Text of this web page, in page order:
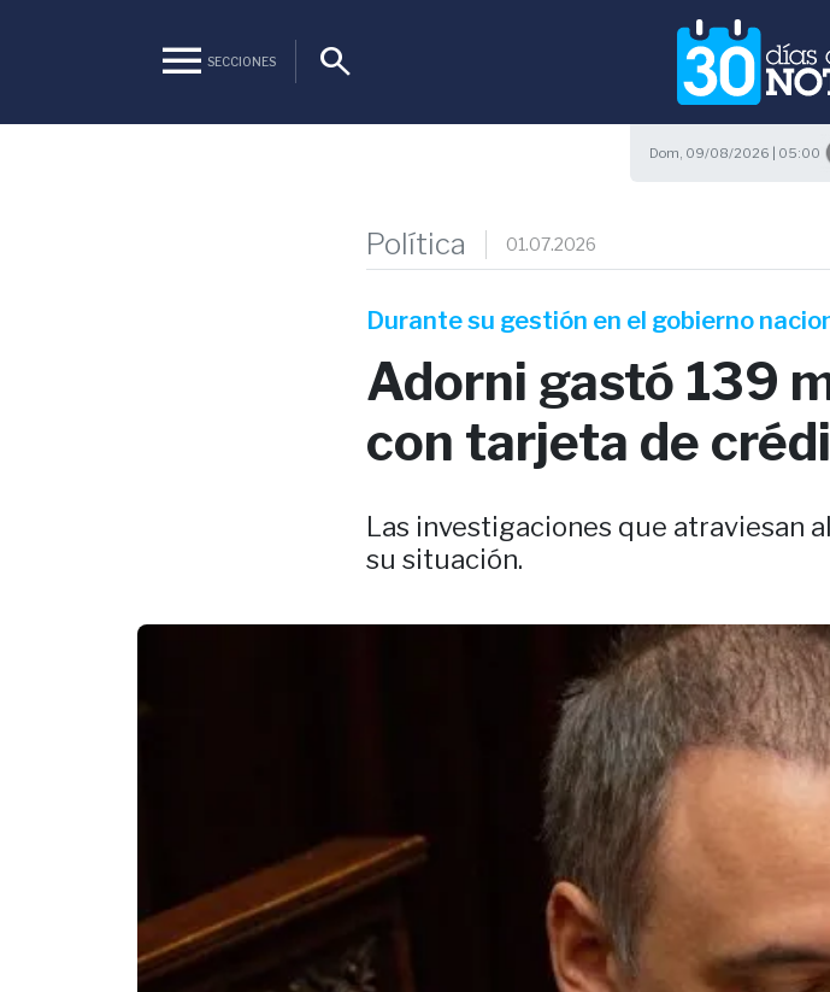
menu SECCIONES search
Dom, 09/08/2026 | 05:00
Política 01.07.2026
Durante su gestión en el gobierno
Adorni gastó 139
con tarjeta de
Las investigaciones que atraviesan
su situación.